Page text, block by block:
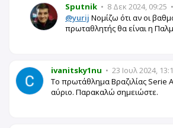
Sputnik • 8 Δεκ 2024, 09:25 •
@yurij Νομίζω ότι αν οι
πρωταθλητής θα είναι η
ivanitsky1nu • 23 Ιουλ 2024,
Το πρωτάθλημα Βραζιλίας Serie
αύριο. Παρακαλώ σημειώστε.